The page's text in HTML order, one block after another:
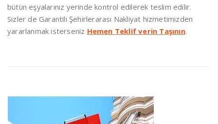
bütün eşyalarınız yerinde kontrol edilerek teslim edilir.
Sizler de Garantili Şehirlerarası Nakliyat hizmetimizden
yararlanmak isterseniz Hemen Teklif verin Taşının.